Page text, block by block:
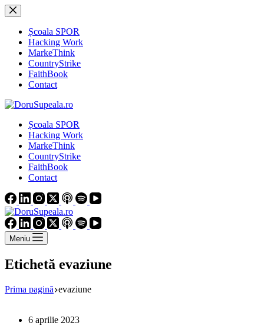
Sari
la
conținutȘcoala SPOR
Hacking Work
MarkeThink
CountryStrike
FaithBook
Contact
Școala SPOR
Hacking Work
MarkeThink
CountryStrike
FaithBook
Contact
Meniu
Etichetă evaziune
Prima pagină evaziune
6 aprilie 2023